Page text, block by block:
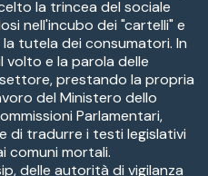
la trincea del sociale
nell'incubo dei "cartelli" e
tutela dei consumatori. In
e la parola delle
prestando la propria
del Ministero dello
Parlamentari,
di tradurre i testi legislativi
comuni mortali.
delle autorità di vigilanza